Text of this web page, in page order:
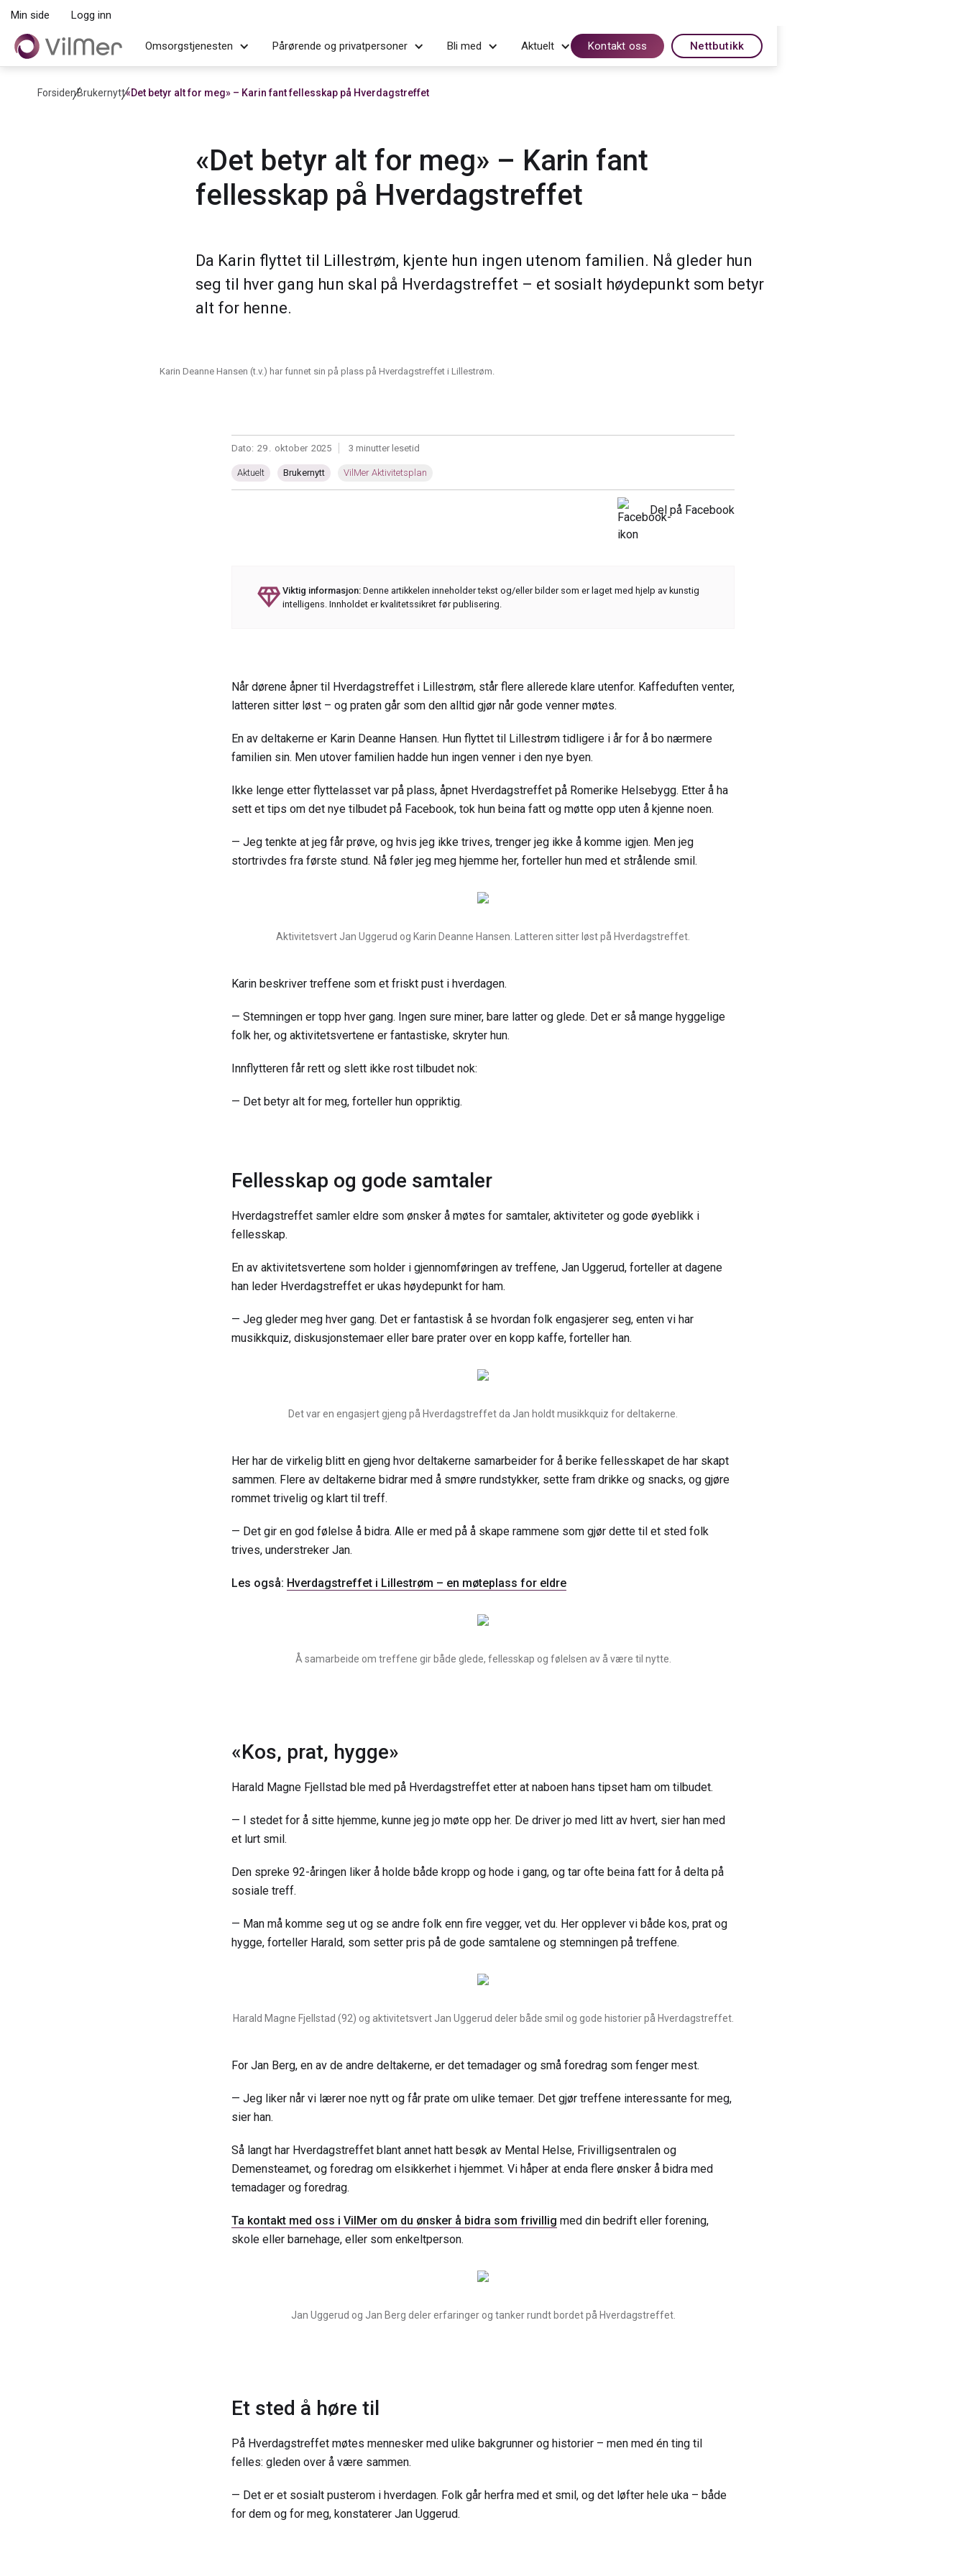
Min side Logg inn
Omsorgstjenesten Pårørende og privatpersoner Bli med Aktuelt Kontakt oss Nettbutikk
ForsidenBrukernytt«Det betyr alt for meg» – Karin fant fellesskap på Hverdagstreffet
«Det betyr alt for meg» – Karin fant
fellesskap på Hverdagstreffet
Da Karin flyttet til Lillestrøm, kjente hun ingen utenom familien. Nå gleder hun
seg til hver gang hun skal på Hverdagstreffet – et sosialt høydepunkt som betyr
alt for henne.
Karin Deanne Hansen (t.v.) har funnet sin på plass på Hverdagstreffet i Lillestrøm.
Dato: 29 . oktober 2025 3 minutter lesetid
Aktuelt Brukernytt VilMer Aktivitetsplan
Del på Facebook
diamond Viktig informasjon: Denne artikkelen inneholder tekst og/eller bilder som er laget med hjelp av kunstig
intelligens. Innholdet er kvalitetssikret før publisering.
Når dørene åpner til Hverdagstreffet i Lillestrøm, står flere allerede klare utenfor. Kaffeduften venter,
latteren sitter løst – og praten går som den alltid gjør når gode venner møtes.
En av deltakerne er Karin Deanne Hansen. Hun flyttet til Lillestrøm tidligere i år for å bo nærmere
familien sin. Men utover familien hadde hun ingen venner i den nye byen.
Ikke lenge etter flyttelasset var på plass, åpnet Hverdagstreffet på Romerike Helsebygg. Etter å ha
sett et tips om det nye tilbudet på Facebook, tok hun beina fatt og møtte opp uten å kjenne noen.
— Jeg tenkte at jeg får prøve, og hvis jeg ikke trives, trenger jeg ikke å komme igjen. Men jeg
stortrivdes fra første stund. Nå føler jeg meg hjemme her, forteller hun med et strålende smil.
Aktivitetsvert Jan Uggerud og Karin Deanne Hansen. Latteren sitter løst på Hverdagstreffet.
Karin beskriver treffene som et friskt pust i hverdagen.
— Stemningen er topp hver gang. Ingen sure miner, bare latter og glede. Det er så mange hyggelige
folk her, og aktivitetsvertene er fantastiske, skryter hun.
Innflytteren får rett og slett ikke rost tilbudet nok:
— Det betyr alt for meg, forteller hun oppriktig.
Fellesskap og gode samtaler
Hverdagstreffet samler eldre som ønsker å møtes for samtaler, aktiviteter og gode øyeblikk i
fellesskap.
En av aktivitetsvertene som holder i gjennomføringen av treffene, Jan Uggerud, forteller at dagene
han leder Hverdagstreffet er ukas høydepunkt for ham.
— Jeg gleder meg hver gang. Det er fantastisk å se hvordan folk engasjerer seg, enten vi har
musikkquiz, diskusjonstemaer eller bare prater over en kopp kaffe, forteller han.
Det var en engasjert gjeng på Hverdagstreffet da Jan holdt musikkquiz for deltakerne.
Her har de virkelig blitt en gjeng hvor deltakerne samarbeider for å berike fellesskapet de har skapt
sammen. Flere av deltakerne bidrar med å smøre rundstykker, sette fram drikke og snacks, og gjøre
rommet trivelig og klart til treff.
— Det gir en god følelse å bidra. Alle er med på å skape rammene som gjør dette til et sted folk
trives, understreker Jan.
Les også: Hverdagstreffet i Lillestrøm – en møteplass for eldre
Å samarbeide om treffene gir både glede, fellesskap og følelsen av å være til nytte.
«Kos, prat, hygge»
Harald Magne Fjellstad ble med på Hverdagstreffet etter at naboen hans tipset ham om tilbudet.
— I stedet for å sitte hjemme, kunne jeg jo møte opp her. De driver jo med litt av hvert, sier han med
et lurt smil.
Den spreke 92-åringen liker å holde både kropp og hode i gang, og tar ofte beina fatt for å delta på
sosiale treff.
— Man må komme seg ut og se andre folk enn fire vegger, vet du. Her opplever vi både kos, prat og
hygge, forteller Harald, som setter pris på de gode samtalene og stemningen på treffene.
Harald Magne Fjellstad (92) og aktivitetsvert Jan Uggerud deler både smil og gode historier på Hverdagstreffet.
For Jan Berg, en av de andre deltakerne, er det temadager og små foredrag som fenger mest.
— Jeg liker når vi lærer noe nytt og får prate om ulike temaer. Det gjør treffene interessante for meg,
sier han.
Så langt har Hverdagstreffet blant annet hatt besøk av Mental Helse, Frivilligsentralen og
Demensteamet, og foredrag om elsikkerhet i hjemmet. Vi håper at enda flere ønsker å bidra med
temadager og foredrag.
Ta kontakt med oss i VilMer om du ønsker å bidra som frivillig med din bedrift eller forening,
skole eller barnehage, eller som enkeltperson.
Jan Uggerud og Jan Berg deler erfaringer og tanker rundt bordet på Hverdagstreffet.
Et sted å høre til
På Hverdagstreffet møtes mennesker med ulike bakgrunner og historier – men med én ting til
felles: gleden over å være sammen.
— Det er et sosialt pusterom i hverdagen. Folk går herfra med et smil, og det løfter hele uka – både
for dem og for meg, konstaterer Jan Uggerud.